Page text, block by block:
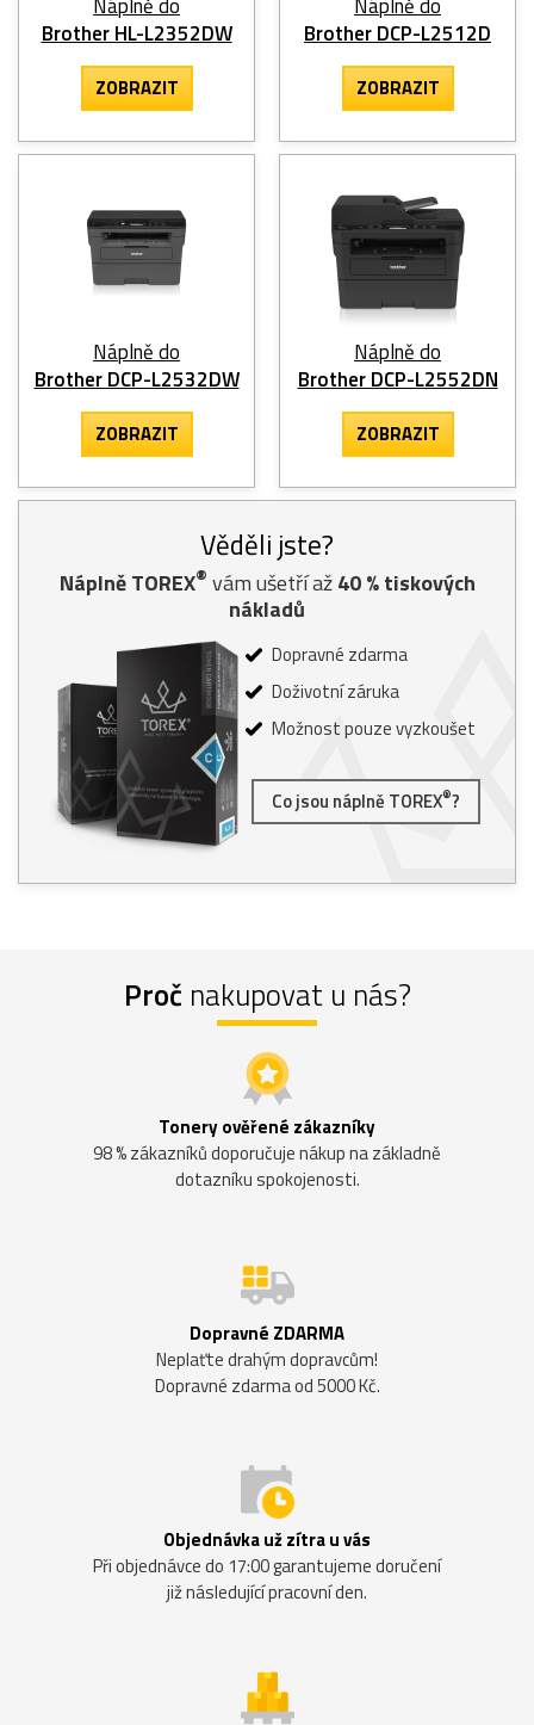
Brother HL-L2352DW
ZOBRAZIT
Brother DCP-L2512D
ZOBRAZIT
Náplně do
Brother DCP-L2532DW
ZOBRAZIT
Náplně do
Brother DCP-L2552DN
ZOBRAZIT
Věděli jste?
Náplně TOREX® vám ušetří až40% tiskových
nákladů
Dopravné zdarma
Doživotní záruka
Možnost pouze vyzkoušet
Co jsou náplně TOREX®?
Proč nakupovat u nás?
Tonery ověřené zákazníky
98 % zákazníků doporučuje nákup na základně
dotazníku spokojenosti.
Dopravné ZDARMA
Neplaťte drahým dopravcům!
Dopravné zdarma od 5000 Kč.
Objednávka už zítra u vás
Při objednávce do 17:00 garantujeme doručení
již následující pracovní den.